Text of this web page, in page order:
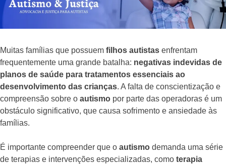
Muitas famílias que possuem filhos autistas enfrentam
frequentemente uma grande batalha: negativas indevidas de
planos de saúde para tratamentos essenciais ao
desenvolvimento das crianças. A falta de conscientização e
compreensão sobre o autismo por parte das operadoras é um
obstáculo significativo, que causa sofrimento e ansiedade às
famílias.
É importante compreender que o autismo demanda uma série
de terapias e intervenções especializadas, como terapia